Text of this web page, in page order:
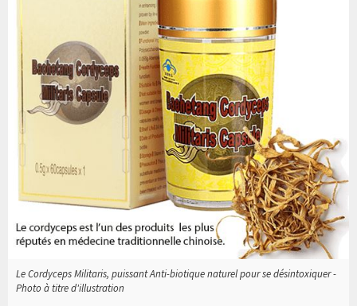
Le Cordyceps Militaris, puissant Anti-biotique naturel pour se désintoxiquer -
Photo à titre d'illustration